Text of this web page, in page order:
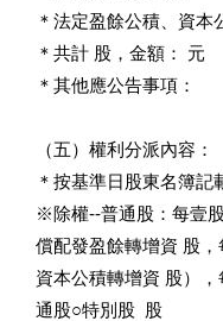
＊法定盈餘公積、資本
＊共計 股，金額： 元
＊其他應公告事項：
（五）權利分派內容：
＊按基準日股東名簿記
※除權--普通股：每壹
償配發盈餘轉增資 股，
資本公積轉增資 股）
通股○特別股 股